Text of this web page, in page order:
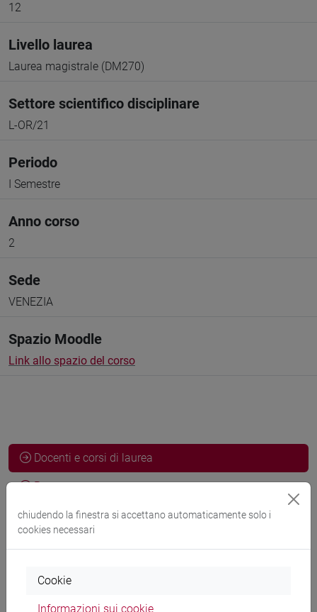
12
Livello laurea
Laurea magistrale (DM270)
Settore scientifico disciplinare
L-OR/21
Periodo
I Semestre
Anno corso
2
Sede
VENEZIA
Spazio Moodle
Link allo spazio del corso
Docenti e corsi di laurea
Programma
PICERNI Federico
chiudendo la finestra si accettano automaticamente solo i
cookies necessari
Cookie
Informazioni sui cookie